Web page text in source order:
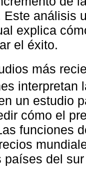
Este análisis
explica
el éxito.
más
interpretan
un estudio
cómo el
funciones
países del